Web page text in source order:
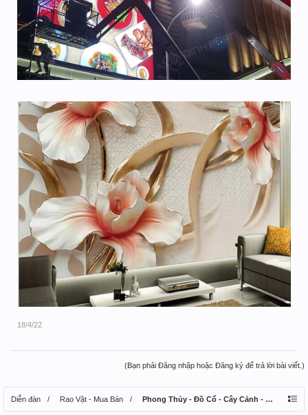
18/4/22
(Bạn phải Đăng nhập hoặc Đăng ký để trả lời bài viết.)
Diễn đàn Rao Vặt - Mua Bán Phong Thủy - Đồ Cổ - Cây Cảnh - Thú Nuôi